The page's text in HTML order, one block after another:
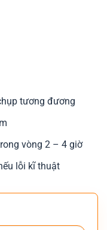
tương đương
vòng 2 – 4 giờ
lỗi kĩ thuật